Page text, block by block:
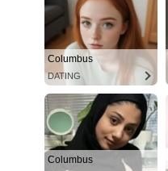
Columbus
DATING
Columbus